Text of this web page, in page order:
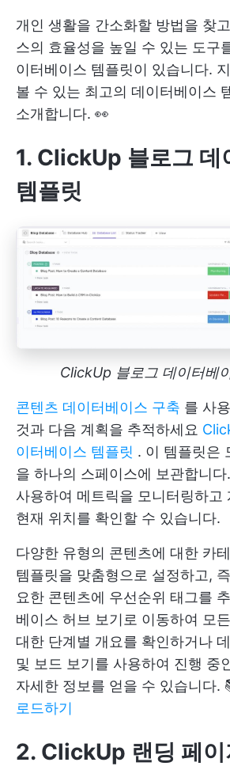
개인 생활을 간소화할 방법을 찾
스의 효율성을 높일 수 있는 도구
이터베이스 템플릿이 있습니다.
볼 수 있는 최고의 데이터베이스
소개합니다. 👀
1. ClickUp 블로그 데
템플릿
ClickUp 블로그 데이터베
콘텐츠 데이터베이스 구축 를 사
것과 다음 계획을 추적하세요
이터베이스 템플릿 . 이 템플릿은
을 하나의 스페이스에 보관합니
사용하여 메트릭을 모니터링하고
현재 위치를 확인할 수 있습니다.
다양한 유형의 콘텐츠에 대한 카
템플릿을 맞춤형으로 설정하고,
요한 콘텐츠에 우선순위 태그를
베이스 허브 보기로 이동하여 모
대한 단계별 개요를 확인하거나
및 보드 보기를 사용하여 진행 중
자세한 정보를 얻을 수 있습니다.
로드하기
2. ClickUp 랜딩 페이